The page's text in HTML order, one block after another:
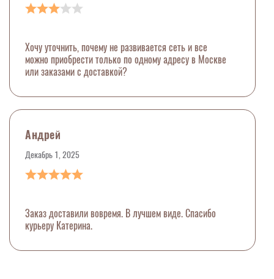
Хочу уточнить, почему не развивается сеть и все
можно приобрести только по одному адресу в Москве
или заказами с доставкой?
Андрей
Декабрь 1, 2025
Заказ доставили вовремя. В лучшем виде. Спасибо
курьеру Катерина.